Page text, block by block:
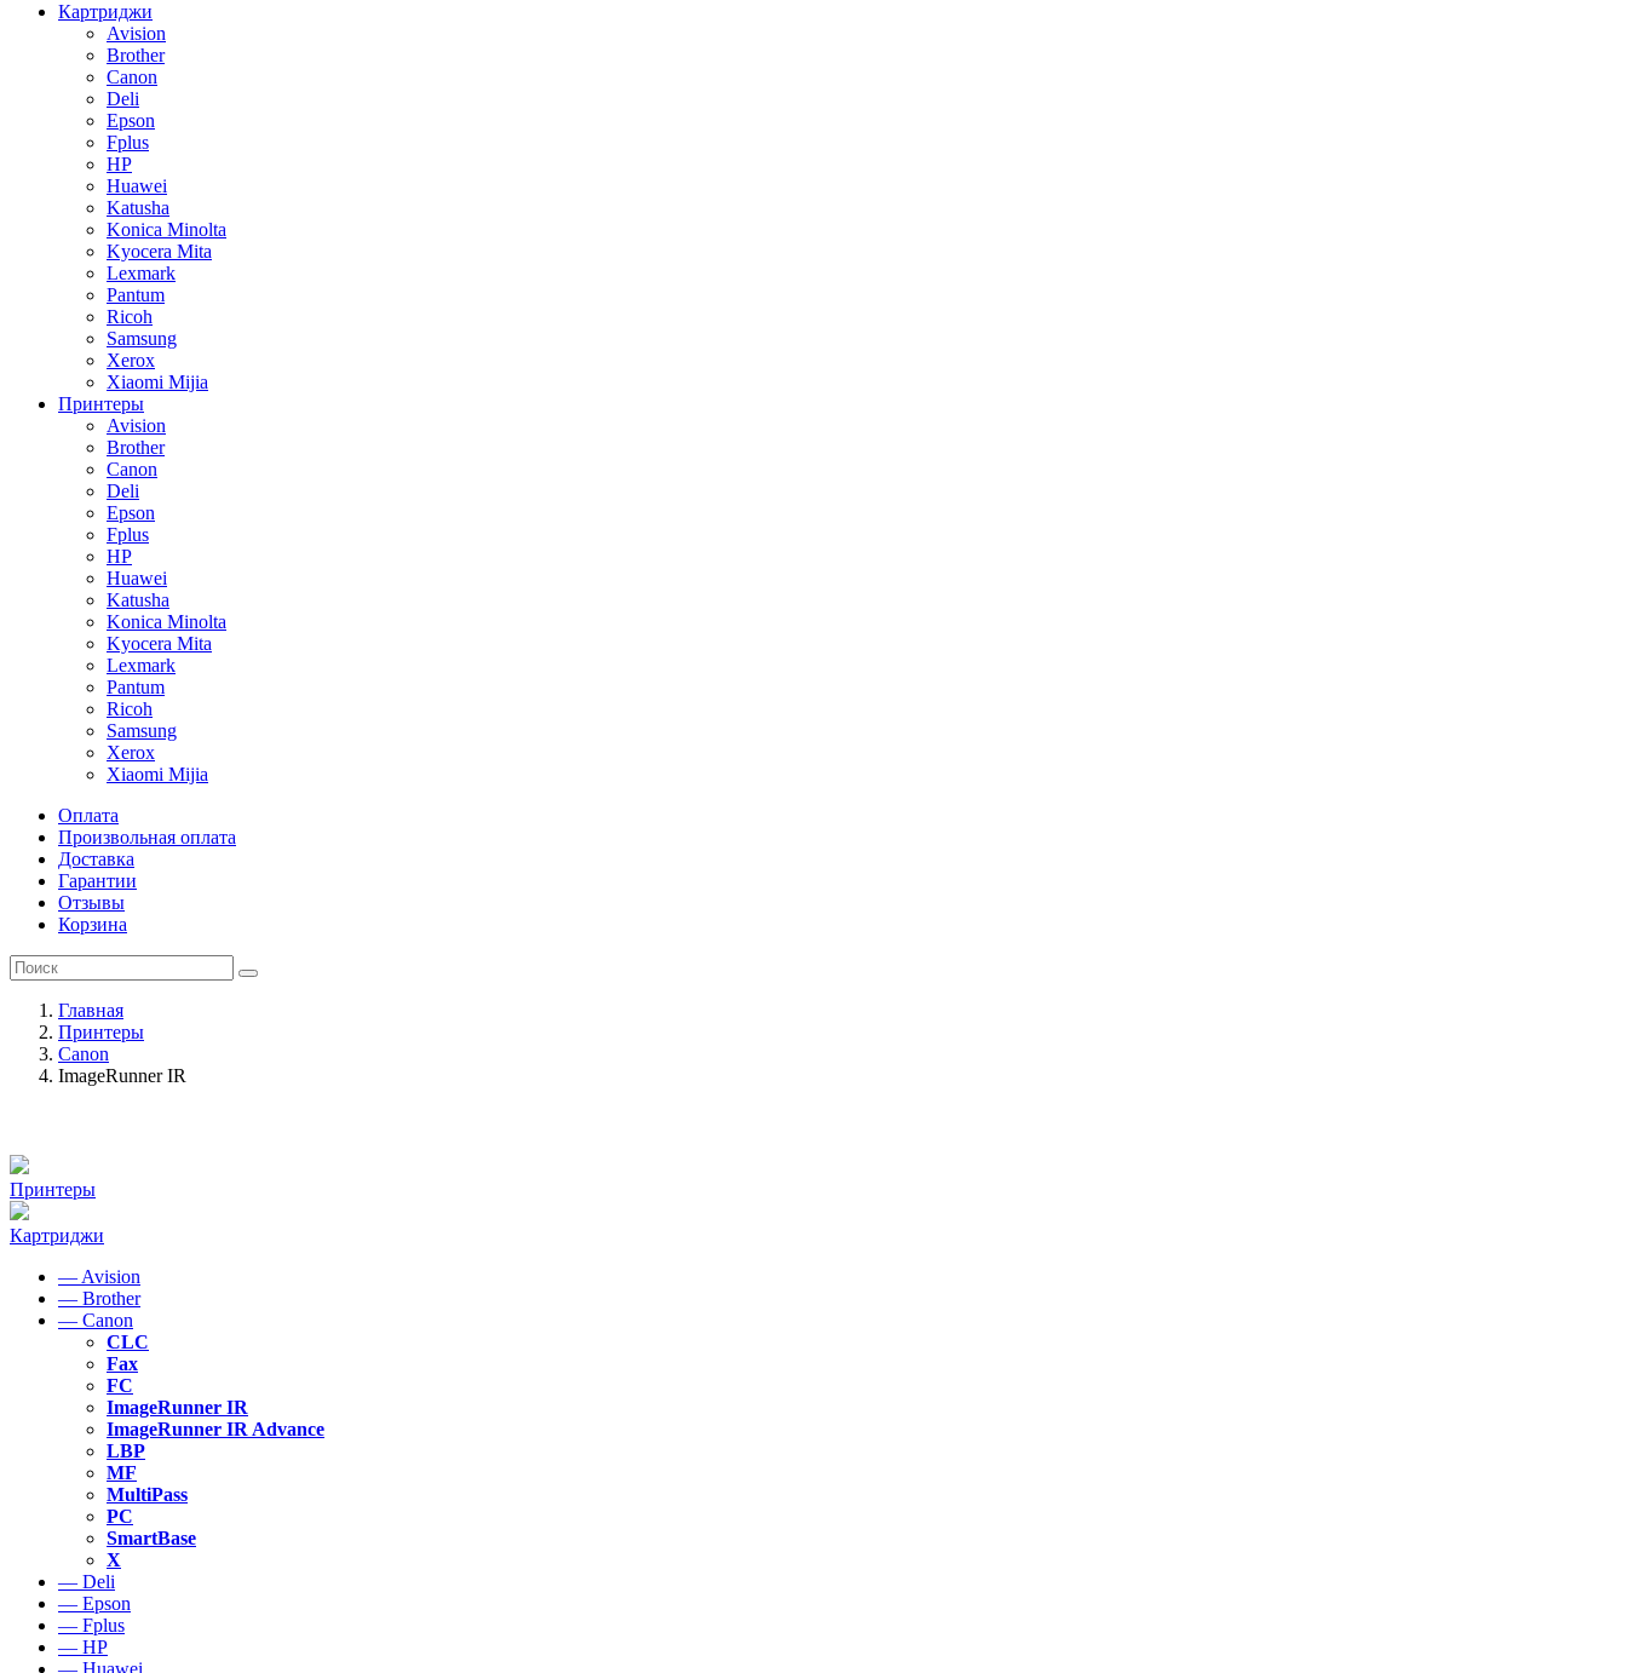
Картриджи
Avision
Brother
Canon
Deli
Epson
Fplus
HP
Huawei
Katusha
Konica Minolta
Kyocera Mita
Lexmark
Pantum
Ricoh
Samsung
Xerox
Xiaomi Mijia
Принтеры
Avision
Brother
Canon
Deli
Epson
Fplus
HP
Huawei
Katusha
Konica Minolta
Kyocera Mita
Lexmark
Pantum
Ricoh
Samsung
Xerox
Xiaomi Mijia
Оплата
Произвольная оплата
Доставка
Гарантии
Отзывы
Корзина
Главная
Принтеры
Canon
ImageRunner IR
Принтеры
Картриджи
— Avision
— Brother
— Canon
CLC
Fax
FC
ImageRunner IR
ImageRunner IR Advance
LBP
MF
MultiPass
PC
SmartBase
X
— Deli
— Epson
— Fplus
— HP
— Huawei